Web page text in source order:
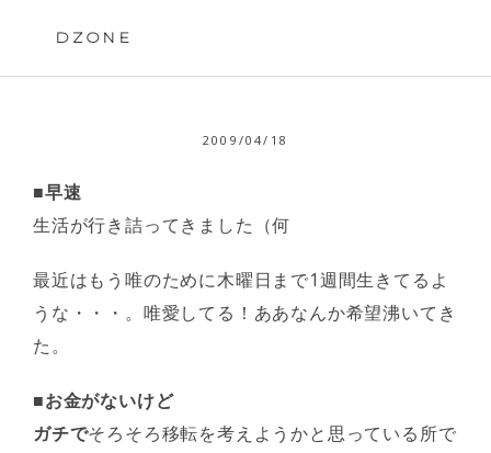
DZONE
2009/04/18
■早速
生活が行き詰ってきました（何
最近はもう唯のために木曜日まで1週間生きてるよ
うな・・・。唯愛してる！ああなんか希望沸いてき
た。
■お金がないけど
ガチでそろそろ移転を考えようかと思っている所で